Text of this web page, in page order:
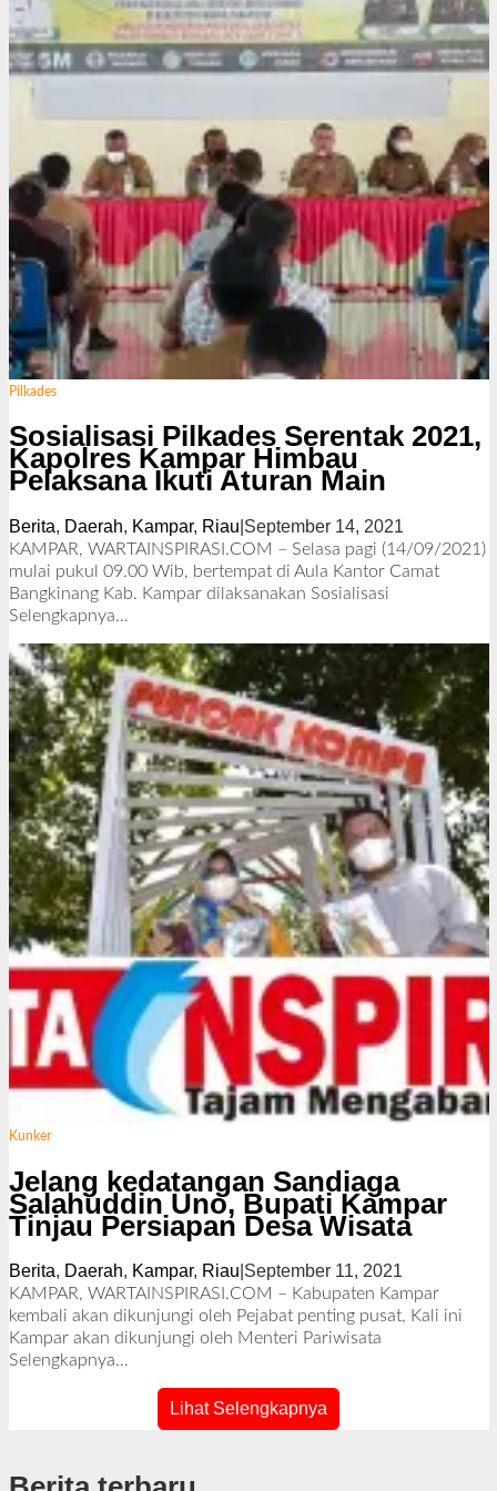
i
Pilkades
Sosialisasi Pilkades Serentak 2021,
Kapolres Kampar Himbau
Pelaksana Ikuti Aturan Main
Berita, Daerah, Kampar, Riau September 14, 2021
l
e
d
s
i
KAMPAR, WARTAINSPIRASI.COM – Selasa pagi (14/09/2021)
mulai pukul 09.00 Wib, bertempat di Aula Kantor Camat
Bangkinang Kab. Kampar dilaksanakan Sosialisasi
Selengkapnya…
Kunker
Jelang kedatangan Sandiaga
Salahuddin Uno, Bupati Kampar
Tinjau Persiapan Desa Wisata
Berita, Daerah, Kampar, Riau September 11, 2021
l
e
KAMPAR, WARTAINSPIRASI.COM – Kabupaten Kampar
kembali akan dikunjungi oleh Pejabat penting pusat, Kali ini
Kampar akan dikunjungi oleh Menteri Pariwisata
Selengkapnya…
Lihat Selengkapnya